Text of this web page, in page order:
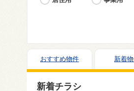
おすすめ物件 新着
新着チラシ